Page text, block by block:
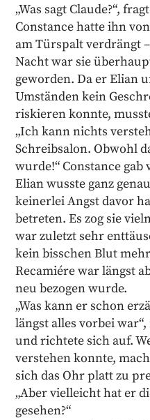
„Was sagt Claude?“,
Constance hatte ihn
am Türspalt verdrängt
Nacht war sie
geworden. Da er Elian
Umständen kein
riskieren konnte,
„Ich kann nichts
Schreibsalon. Obwohl
wurde!“ Constance
Elian wusste ganz
keinerlei Angst davor
betreten. Es zog sie
war zuletzt sehr
kein bisschen Blut
Recamiére war längst
neu bezogen wurde.
„Was kann er schon
längst alles vorbei
und richtete sich auf.
verstehen konnte,
sich das Ohr platt zu
„Aber vielleicht hat er
gesehen?“